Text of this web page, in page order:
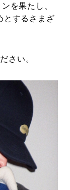
を果たし、
とするさまざ
さい。